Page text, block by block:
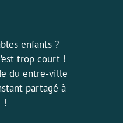
enfants ?
trop court !
du entre-ville
partagé à
!